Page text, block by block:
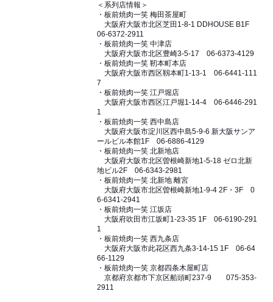
＜系列店情報＞
・板前焼肉一笑 梅田茶屋町
大阪府大阪市北区芝田1-8-1 DDHOUSE B1F
06-6372-2911
・板前焼肉一笑 中津店
大阪府大阪市北区豊崎3-5-17 06-6373-4129
・板前焼肉一笑 靭本町本店
大阪府大阪市西区靱本町1-13-1 06-6441-111
7
・板前焼肉一笑 江戸堀店
大阪府大阪市西区江戸堀1-14-4 06-6446-291
1
・板前焼肉一笑 西中島店
大阪府大阪市淀川区西中島5-9-6 新大阪サンア
ールビル本館1F 06-6886-4129
・板前焼肉一笑 北新地店
大阪府大阪市北区曽根崎新地1-5-18 ゼロ北新
地ビル2F 06-6343-2981
・板前焼肉一笑 北新地 離宮
大阪府大阪市北区曽根崎新地1-9-4 2F・3F 0
6-6341-2941
・板前焼肉一笑 江坂店
大阪府吹田市江坂町1-23-35 1F 06-6190-291
1
・板前焼肉一笑 西九条店
大阪府大阪市此花区西九条3-14-15 1F 06-64
66-1129
・板前焼肉一笑 京都四条木屋町店
京都府京都市下京区船頭町237-9 075-353-
2911